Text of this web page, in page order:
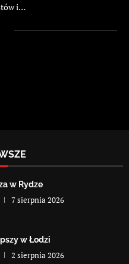
i…
w Rydze
7 sierpnia 2026
w Łodzi
2 sierpnia 2026